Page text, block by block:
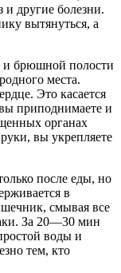
и другие болезни.
вытянуться, а
и брюшной полости
места.
Это касается
приподнимаете и
органах
вы укрепляете
после еды, но
в
смывая все
За 20—30 мин
воды и
тем, кто